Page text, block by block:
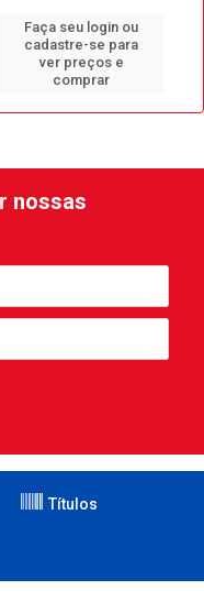
Faça seu login ou
cadastre-se para
ver preços e
comprar
nossas
Títulos